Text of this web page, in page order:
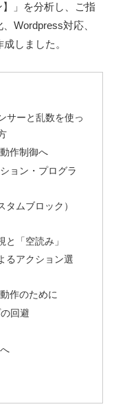
」を分析し、ご指
Wordpress対応、
しました。
サーと乱数を使っ
作制御へ
ョン・プログラ
ムブロック）
「空読み」
るアクション選
作のために
回避